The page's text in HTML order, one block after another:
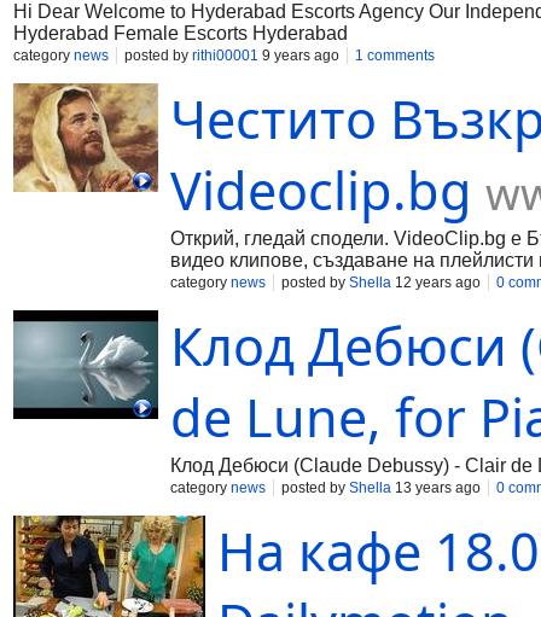
Hi Dear Welcome to Hyderabad Escorts Agency Our
Hyderabad Female Escorts Hyderabad
category news posted by rithi00001 9 years ago 1 comments
Честито
Videoclip.bg
Открий, гледай сподели. VideoClip.bg е
видео клипове, създаване на плейлисти
category news posted by Shella 12 years ago 0
Клод Дебюси
de Lune, for
Клод Дебюси (Claude Debussy) - Clair
category news posted by Shella 13 years ago 0
На кафе